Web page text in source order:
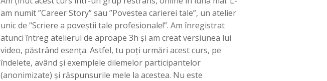
carierei
tale”
quantity
am numit ”Career Story” sau ”Povestea carierei tale”, un atelier
unic de “Scriere a poveștii tale profesionale!”. Am înregistrat
atunci întreg atelierul de aproape 3h și am creat versiunea lui
video, păstrând esența. Astfel, tu poți urmări acest curs, pe
îndelete, având și exemplele dilemelor participantelor
(anonimizate) și răspunsurile mele la acestea. Nu este